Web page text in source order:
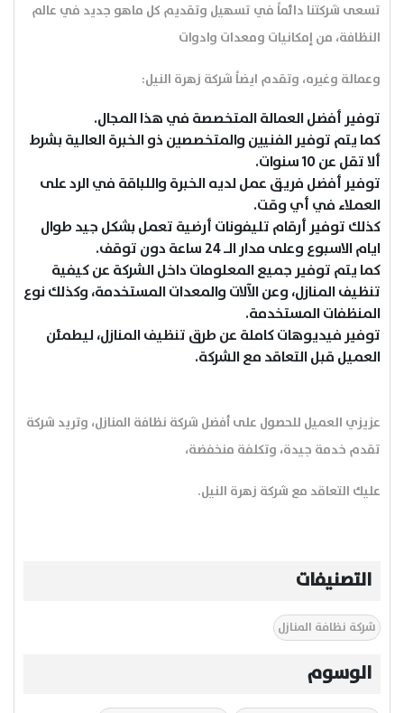
تسعى شركتنا دائماً في تسهيل وتقديم كل ماهو جديد في عالم
النظافة، من إمكانيات ومعدات وادوات
وعمالة وغيره، وتقدم ايضاً شركة زهرة النيل:
توفير أفضل العمالة المتخصصة في هذا المجال.
كما يتم توفير الفنيين والمتخصصين ذو الخبرة العالية بشرط
ألا تقل عن 10 سنوات.
توفير أفضل فريق عمل لديه الخبرة واللباقة في الرد على
العملاء في أي وقت.
كذلك توفير أرقام تليفونات أرضية تعمل بشكل جيد طوال
ايام الاسبوع وعلى مدار الـ 24 ساعة دون توقف.
كما يتم توفير جميع المعلومات داخل الشركة عن كيفية
تنظيف المنازل، وعن الآلات والمعدات المستخدمة، وكذلك نوع
المنظفات المستخدمة.
توفير فيديوهات كاملة عن طرق تنظيف المنازل، ليطمئن
العميل قبل التعاقد مع الشركة.
عزيزي العميل للحصول على أفضل شركة نظافة المنازل، وتريد شركة
تقدم خدمة جيدة، وتكلفة منخفضة،
عليك التعاقد مع شركة زهرة النيل.
التصنيفات
شركة نظافة المنازل
الوسوم